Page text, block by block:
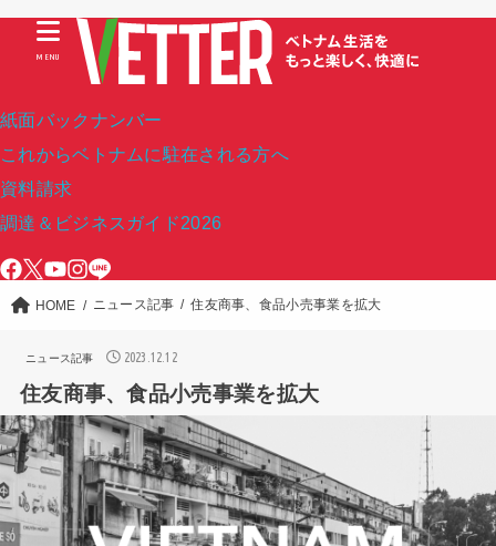
紙面バックナンバー
これからベトナムに駐在される方へ
資料請求
調達＆ビジネスガイド2026
MENU
HOME ニュース記事 住友商事、食品小売事業を拡大
ニュース記事 2023.12.12
住友商事、食品小売事業を拡大